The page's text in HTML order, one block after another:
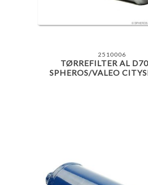
2510006
TØRREFILTER AL
SPHEROS/VALEO